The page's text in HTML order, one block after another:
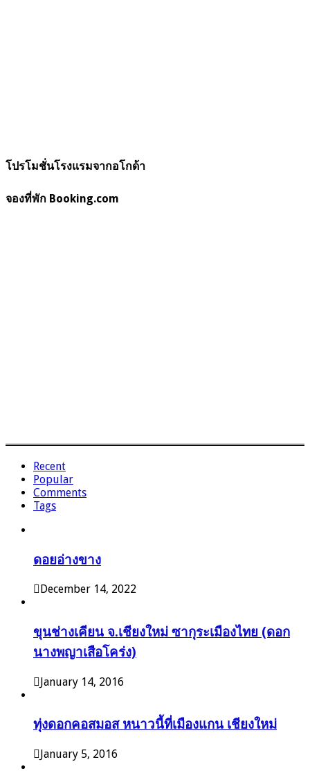
โปรโมชั่นโรงแรมจากอโกด้า
จองที่พัก Booking.com
Recent
Popular
Comments
Tags
ดอยอ่างขาง
December 14, 2022
ขุนช่างเคียน จ.เชียงใหม่ ซากุระเมืองไทย (ดอก
นางพญาเสือโคร่ง)
January 14, 2016
ทุ่งดอกคอสมอส หนาวนี้ที่เมืองแกน เชียงใหม่
January 5, 2016